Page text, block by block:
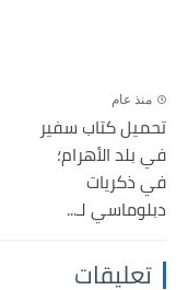
منذ عام
تحميل كتاب سفير
في بلد الأھرام؛
في ذكريات
دبلوماسي لـ...
تعليقات